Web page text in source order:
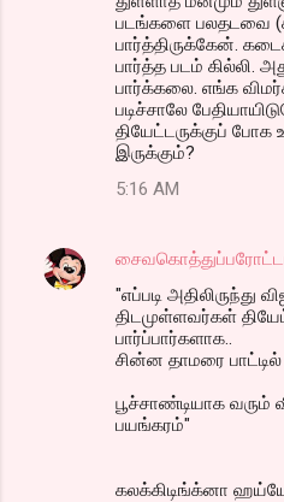
படங்களை பலதடவை
பார்த்திருக்கேன்.
பார்த்த படம் கில்லி.
பார்க்கலை. எங்க
படிச்சாலே
தியேட்டருக்குப் போக
இருக்கும்?
5:16 AM
"எப்படி
திடமுள்ளவர்கள்
பார்ப்பார்களாக..
சின்ன தாமரை பாட்டில்
பூச்சாண்டியாக வரும்
பயங்கரம்"
கலக்கிடிங்க்னா